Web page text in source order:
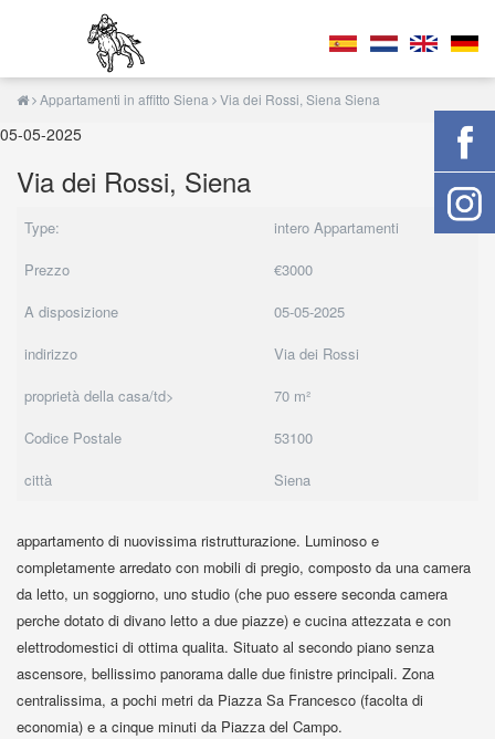
Appartamenti in affitto Siena Via dei Rossi, Siena Siena
05-05-2025
Via dei Rossi, Siena
Type:
intero Appartamenti
Prezzo
€3000
A disposizione
05-05-2025
indirizzo
Via dei Rossi
proprietà della casa/td>
70 m²
Codice Postale
53100
città
Siena
appartamento di nuovissima ristrutturazione. Luminoso e
completamente arredato con mobili di pregio, composto da una camera
da letto, un soggiorno, uno studio (che puo essere seconda camera
perche dotato di divano letto a due piazze) e cucina attezzata e con
elettrodomestici di ottima qualita. Situato al secondo piano senza
ascensore, bellissimo panorama dalle due finistre principali. Zona
centralissima, a pochi metri da Piazza Sa Francesco (facolta di
economia) e a cinque minuti da Piazza del Campo.